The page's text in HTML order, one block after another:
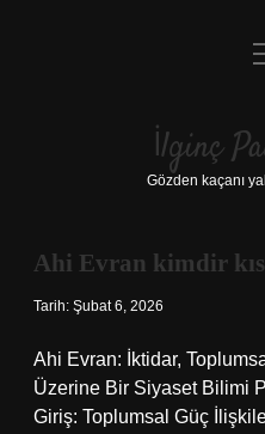
İlginç
Gözden kaçanı
Ahi Evran kimdir
Tarih: Şubat 6, 2026
Ahi Evran: İktidar,
Üzerine Bir Siyaset Bilimi
Giriş: Toplumsal Güç